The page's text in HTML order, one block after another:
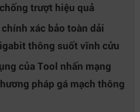
trượt hiệu quả
xác bảo toàn dải
thông suốt vĩnh cửu
của Tool nhấn mạng
pháp gá mạch thông